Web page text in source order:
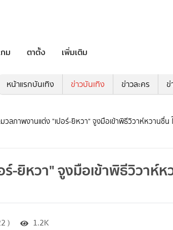
กม ตาตั้ง เพิ่มเติม
หน้าแรกบันเทิง ข่าวบันเทิง ข่าวละคร
มวลภาพงานแต่ง "เปอร์-ยิหวา" จูงมือเข้าพิธีวิวาห์หวานชื่
-ยิหวา" จูงมือเข้าพิธีวิวาห์
) 1.2K